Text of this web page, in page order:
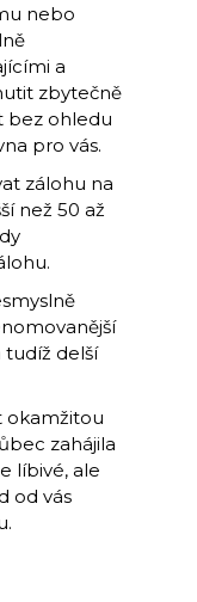
nebo
a
zbytečně
bez ohledu
pro vás.
zálohu na
než 50 až
tudíž delší
okamžitou
zahájila
líbivé, ale
od vás